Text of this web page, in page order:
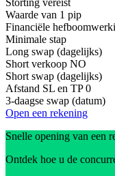
Storting vereist
Waarde van 1 pip
Financiële
Minimale stap
Long swap (dagelijks)
Short verkoop NO
Short swap (dagelijks)
Afstand SL en TP 0
3-daagse swap (datum)
Open een rekening
Snelle opening van een
Ontdek hoe u de